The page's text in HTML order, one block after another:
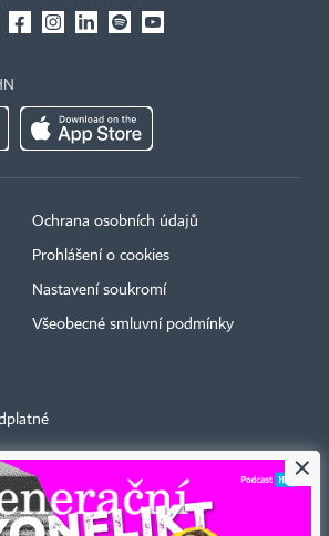
Ochrana osobních údajů
Prohlášení o cookies
Nastavení soukromí
Všeobecné smluvní podmínky
×